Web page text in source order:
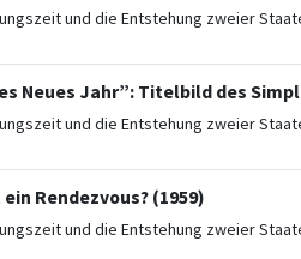
und die Entstehung zweier
Neues Jahr”: Titelbild des
und die Entstehung zweier
Rendezvous? (1959)
und die Entstehung zweier